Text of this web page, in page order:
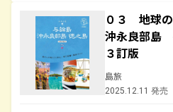
０３ 地球
沖永良部島
３訂版
島旅
2025.12.11 発売